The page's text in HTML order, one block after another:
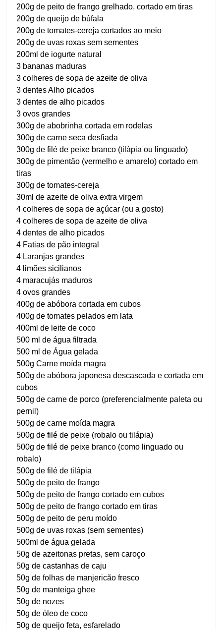
200g de peito de frango grelhado, cortado em tiras
200g de queijo de búfala
200g de tomates-cereja cortados ao meio
200g de uvas roxas sem sementes
200ml de iogurte natural
3 bananas maduras
3 colheres de sopa de azeite de oliva
3 dentes Alho picados
3 dentes de alho picados
3 ovos grandes
300g de abobrinha cortada em rodelas
300g de carne seca desfiada
300g de filé de peixe branco (tilápia ou linguado)
300g de pimentão (vermelho e amarelo) cortado em
tiras
300g de tomates-cereja
30ml de azeite de oliva extra virgem
4 colheres de sopa de açúcar (ou a gosto)
4 colheres de sopa de azeite de oliva
4 dentes de alho picados
4 Fatias de pão integral
4 Laranjas grandes
4 limões sicilianos
4 maracujás maduros
4 ovos grandes
400g de abóbora cortada em cubos
400g de tomates pelados em lata
400ml de leite de coco
500 ml de água filtrada
500 ml de Água gelada
500g Carne moída magra
500g de abóbora japonesa descascada e cortada em
cubos
500g de carne de porco (preferencialmente paleta ou
pernil)
500g de carne moída magra
500g de filé de peixe (robalo ou tilápia)
500g de filé de peixe branco (como linguado ou
robalo)
500g de filé de tilápia
500g de peito de frango
500g de peito de frango cortado em cubos
500g de peito de frango cortado em tiras
500g de peito de peru moído
500g de uvas roxas (sem sementes)
500ml de água gelada
50g de azeitonas pretas, sem caroço
50g de castanhas de caju
50g de folhas de manjericão fresco
50g de manteiga ghee
50g de nozes
50g de óleo de coco
50g de queijo feta, esfarelado